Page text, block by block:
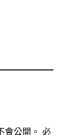
會公開。 必